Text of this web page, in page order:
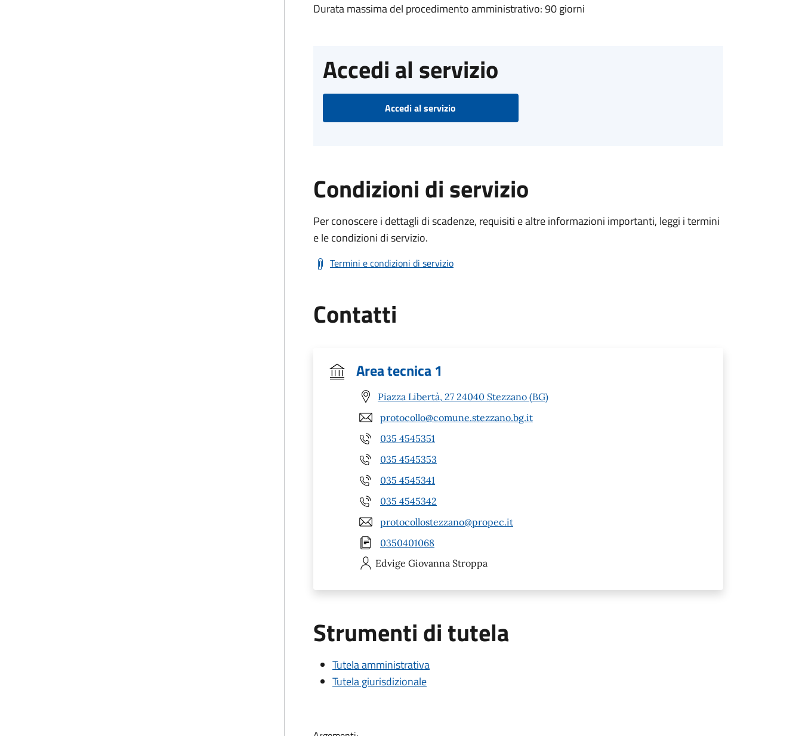
Durata massima del procedimento amministrativo: 90 giorni
Accedi al servizio
Accedi al servizio
Condizioni di servizio
Per conoscere i dettagli di scadenze, requisiti e altre informazioni importanti, leggi i termini
e le condizioni di servizio.
Termini e condizioni di servizio
Contatti
Area tecnica 1
Piazza Libertà, 27 24040 Stezzano (BG)
protocollo@comune.stezzano.bg.it
035 4545351
035 4545353
035 4545341
035 4545342
protocollostezzano@propec.it
0350401068
Edvige Giovanna Stroppa
Strumenti di tutela
Tutela amministrativa
Tutela giurisdizionale